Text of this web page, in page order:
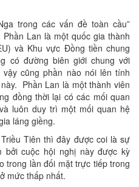
trong các vấn đề toàn cầu”
Lan là một quốc gia thành
và Khu vực Đồng tiền chung
có đường biên giới chung với
cũng phần nào nói lên tính
Phần Lan là một thành viên
đồng thời lại có các mối quan
luôn duy trì một mối quan hệ
láng giềng.
Tiên thì đây được coi là sự
bởi cuộc hội nghị này được kỳ
trong lần đối mặt trực tiếp trong
mức thấp nhất.